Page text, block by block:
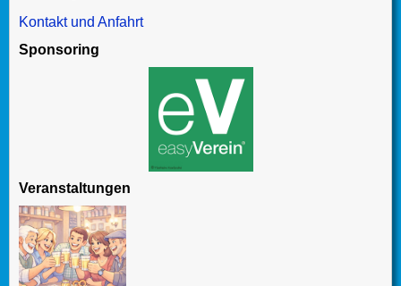
Kontakt und Anfahrt
Sponsoring
Veranstaltungen